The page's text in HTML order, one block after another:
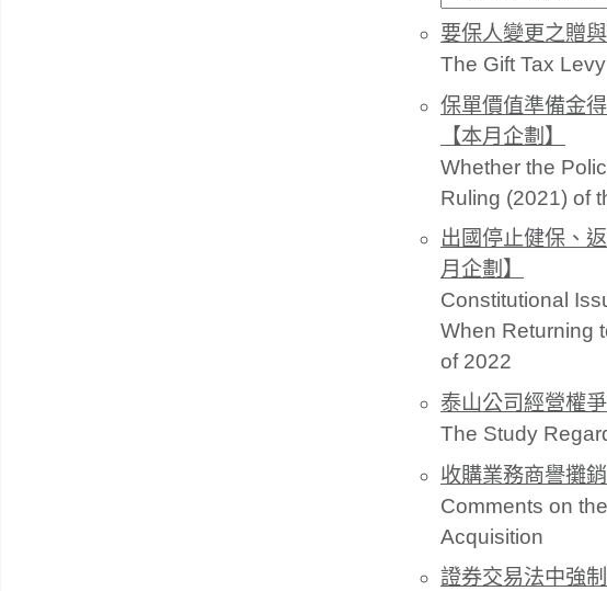
要保人變更之贈
The Gift Tax
保單價值準備金
【本月企劃】
Whether the
Ruling (2021) of
出國停止健保、
月企劃】
Constitutional
When Returning
of 2022
泰山公司經營權
The Study
收購業務商譽攤
Comments on
Acquisition
證券交易法中強